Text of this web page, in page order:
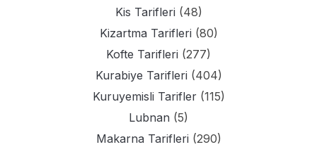
Kis Tarifleri (48)
Kizartma Tarifleri (80)
Kofte Tarifleri (277)
Kurabiye Tarifleri (404)
Kuruyemisli Tarifler(115)
Lubnan (5)
Makarna Tarifleri (290)